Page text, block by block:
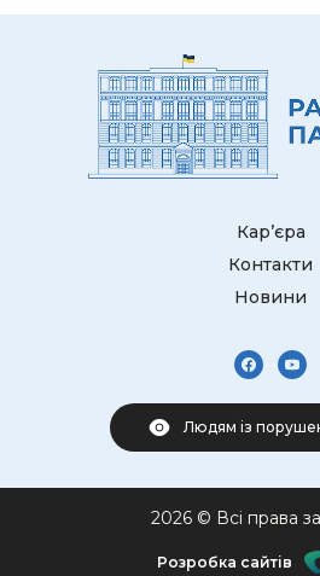
Кар’єра
Контакти
Новини
Людям із
2026 © Всі права
Розробка сайтів